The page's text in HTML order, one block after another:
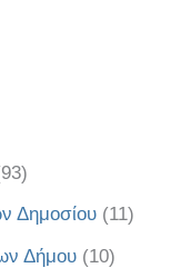
Δημοσίου (11)
Δήμου (10)